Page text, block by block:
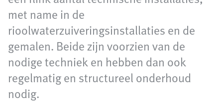
met name in de
rioolwaterzuiveringsinstallaties en de
gemalen. Beide zijn voorzien van de
nodige techniek en hebben dan ook
regelmatig en structureel onderhoud
nodig.